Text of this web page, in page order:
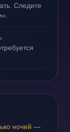
Следите
ночей —